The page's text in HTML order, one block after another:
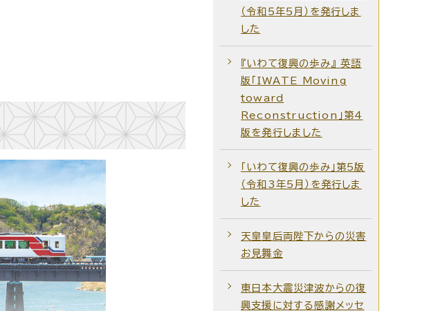
（令和5年5月）を発行しま
した
『いわて復興の歩み』 英語
版「IWATE Moving
toward
Reconstruction」第4
版を発行しました
「いわて復興の歩み」第5版
（令和3年5月）を発行しま
した
天皇皇后両陛下からの災害
お見舞金
東日本大震災津波からの復
興支援に対する感謝メッセ